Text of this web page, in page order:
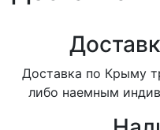
Доставка по Крыму
либо наемным